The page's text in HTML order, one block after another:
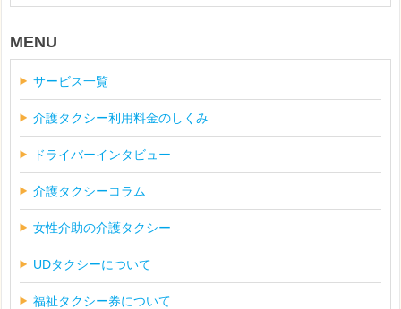
MENU
サービス一覧
介護タクシー利用料金のしくみ
ドライバーインタビュー
介護タクシーコラム
女性介助の介護タクシー
UDタクシーについて
福祉タクシー券について